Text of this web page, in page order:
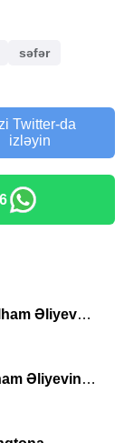
səfər
Twitter-da
izləyin
Əliyev
sülhü
Əliyevin